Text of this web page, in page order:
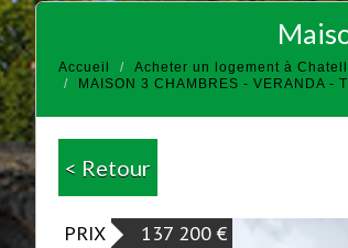
Accueil Acheter un logement à
MAISON 3 CHAMBRES - VERANDA -
< Retour
PRIX 137 200 €